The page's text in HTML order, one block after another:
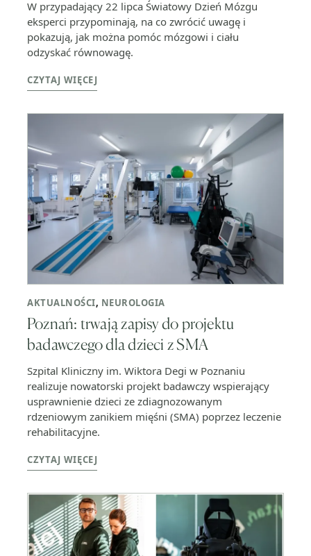
W przypadający 22 lipca Światowy Dzień Mózgu
eksperci przypominają, na co zwrócić uwagę i
pokazują, jak można pomóc mózgowi i ciału
odzyskać równowagę.
CZYTAJ WIĘCEJ
AKTUALNOŚCI, NEUROLOGIA
Poznań: trwają zapisy do projektu
badawczego dla dzieci z SMA
Szpital Kliniczny im. Wiktora Degi w Poznaniu
realizuje nowatorski projekt badawczy wspierający
usprawnienie dzieci ze zdiagnozowanym
rdzeniowym zanikiem mięśni (SMA) poprzez leczenie
rehabilitacyjne.
CZYTAJ WIĘCEJ